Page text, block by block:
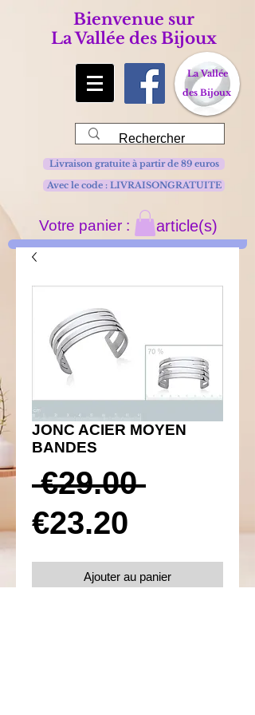
Bienvenue sur
La Vallée des Bijoux
La Vallée
des Bijoux
Avec le code : LIVRAISONGRATUITE
Livraison gratuite à partir de 89 euros
Votre panier : article(s)
JONC ACIER MOYEN
BANDES
€29.00 Prix
€23.20
Ajouter au panier